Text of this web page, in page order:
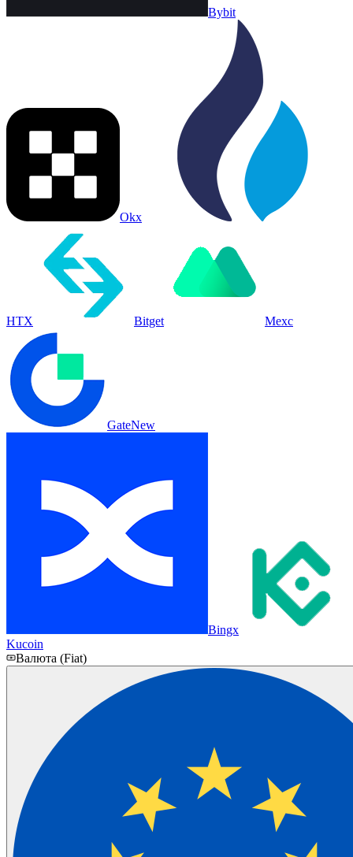
Bybit
Okx
HTX Bitget Mexc
GateNew
Bingx
Kucoin
Валюта (Fiat)